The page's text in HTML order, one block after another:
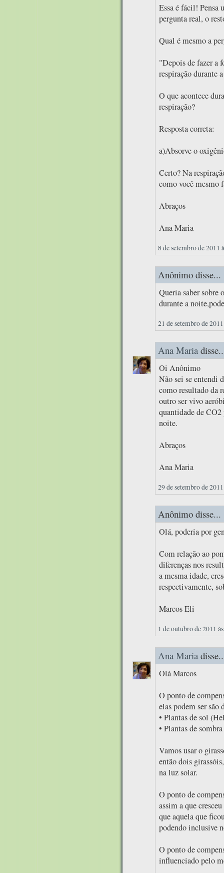
Essa é fácil! Pensa
pergunta real, o
Qual é mesmo a
"Depois de fazer a
respiração durante
O que acontece
respiração?
Resposta correta:
a)Absorve o
Certo? Na
como você mesmo
Abraços
Ana Maria
8 de setembro de 2011
Anônimo disse...
Queria saber sobre
durante a
21 de setembro de
Ana Maria
Oi Anônimo
Não sei se entendi
como resultado da
outro ser vivo
quantidade de CO2
noite.
Abraços
Ana Maria
29 de setembro de
Anônimo disse...
Olá, poderia por
Com relação ao
diferenças nos
a mesma idade,
respectivamente,
Marcos Eli
1 de outubro de 2011
Ana Maria
Olá Marcos
O ponto de
elas podem ser
• Plantas de sol
• Plantas de
Vamos usar o
então dois
na luz solar.
O ponto de
assim a que
que aquela que
podendo inclusive
O ponto de
influenciado pelo